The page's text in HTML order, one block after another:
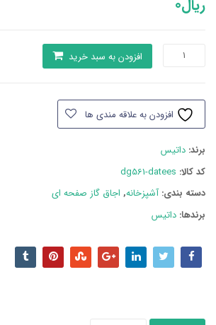
ریال0
مدل
DG-
عدد
افزودن به سبد خرید
افزودن به علاقه مندی ها
برند: داتیس
کد کالا: dg561-datees
دسته بند‌ی:آشپزخانه, اجاق گاز صفحه ای
برندها: داتیس